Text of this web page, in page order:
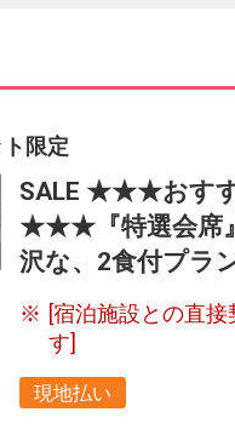
限定
SALE ★★★おす
★★★『特選会席
沢な、2食付プラ
[宿泊施設との直接
す]
現地払い